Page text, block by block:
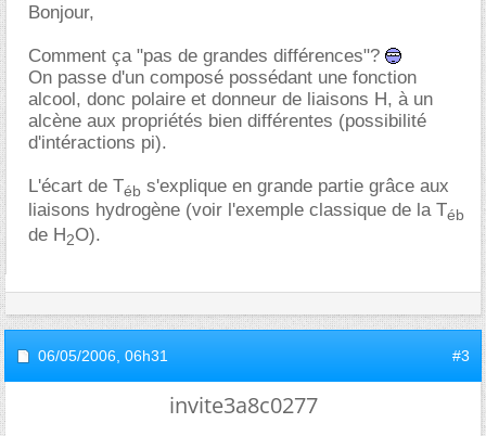
Bonjour,
Comment ça "pas de grandes différences"?
On passe d'un composé possédant une fonction
alcool, donc polaire et donneur de liaisons H, à un
alcène aux propriétés bien différentes (possibilité
d'intéractions pi).
L'écart de Téb s'explique en grande partie grâce aux
liaisons hydrogène (voir l'exemple classique de la Téb
de H2O).
06/05/2006, 06h31 #3
invite3a8c0277